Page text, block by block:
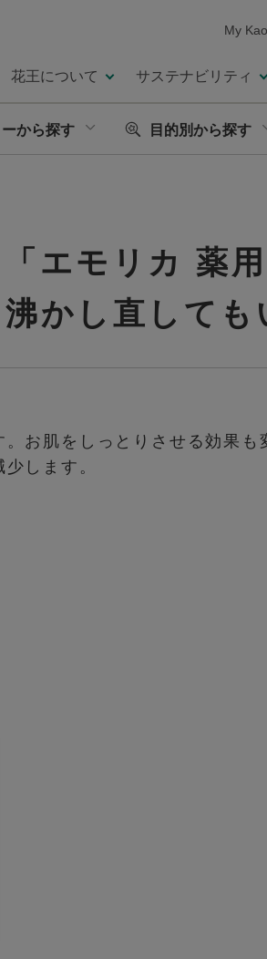
My
花王について サステナビリティ
から探す 目的別から探す
「エモリカ 薬
かし直しても
お肌をしっとりさせる効果
します。